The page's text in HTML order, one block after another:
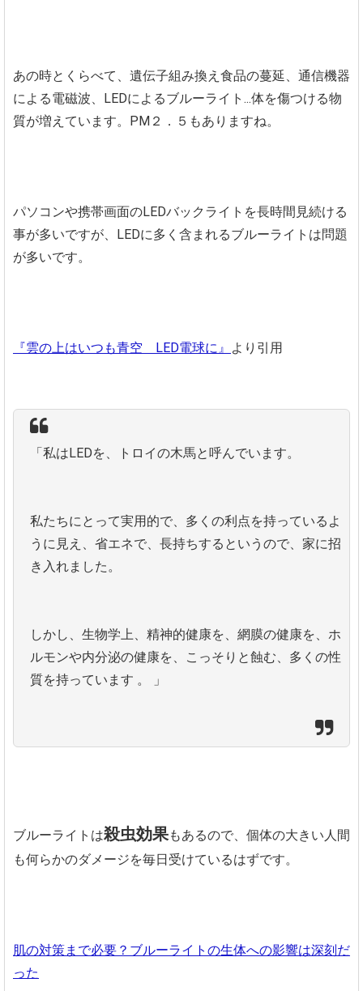
あの時とくらべて、遺伝子組み換え食品の蔓延、通信機器
による電磁波、LEDによるブルーライト...体を傷つける物
質が増えています。PM２．５もありますね。
パソコンや携帯画面のLEDバックライトを長時間見続ける
事が多いですが、LEDに多く含まれるブルーライトは問題
が多いです。
『雲の上はいつも青空 LED電球に』 より引用
「私はLEDを、トロイの木馬と呼んでいます。
私たちにとって実用的で、多くの利点を持っているよ
うに見え、省エネで、長持ちするというので、家に招
き入れました。
しかし、生物学上、精神的健康を、網膜の健康を、ホ
ルモンや内分泌の健康を、こっそりと蝕む、多くの性
質を持っています 。 」
ブルーライトは殺虫効果もあるので、個体の大きい人間
も何らかのダメージを毎日受けているはずです。
肌の対策まで必要？ブルーライトの生体への影響は深刻だ
った